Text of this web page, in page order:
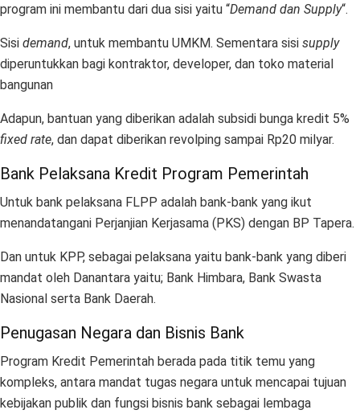
program ini membantu dari dua sisi yaitu “Demand dan Supply“.
Sisi demand, untuk membantu UMKM. Sementara sisi supply
diperuntukkan bagi kontraktor, developer, dan toko material
bangunan
Adapun, bantuan yang diberikan adalah subsidi bunga kredit 5%
fixed rate, dan dapat diberikan revolping sampai Rp20 milyar.
Bank Pelaksana Kredit Program Pemerintah
Untuk bank pelaksana FLPP adalah bank-bank yang ikut
menandatangani Perjanjian Kerjasama (PKS) dengan BP Tapera.
Dan untuk KPP, sebagai pelaksana yaitu bank-bank yang diberi
mandat oleh Danantara yaitu; Bank Himbara, Bank Swasta
Nasional serta Bank Daerah.
Penugasan Negara dan Bisnis Bank
Program Kredit Pemerintah berada pada titik temu yang
kompleks, antara mandat tugas negara untuk mencapai tujuan
kebijakan publik dan fungsi bisnis bank sebagai lembaga